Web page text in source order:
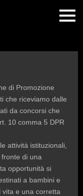
di Promozione
che riceviamo dalle
da concorsi che
10 comma 5 DPR
attività istituzionali,
di una
opportunità si
a bambini e
e una corretta